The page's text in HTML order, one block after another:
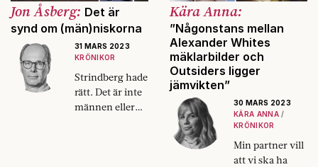
Jon Åsberg: Det är
synd om (män)niskorna
31 MARS 2023
KRÖNIKOR
Strindberg hade
rätt. Det är inte
männen eller
Kära Anna:
”Någonstans mellan
Alexander Whites
mäklarbilder och
Outsiders ligger
jämvikten”
30 MARS 2023
KÄRA ANNA
KRÖNIKOR
Min partner vill
att vi ska ha